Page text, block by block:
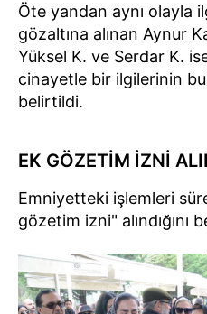
Öte yandan aynı olayla
gözaltına alınan Aynur
Yüksel K. ve Serdar K.
cinayetle bir ilgilerinin
belirtildi.
EK GÖZETİM İZNİ
Emniyetteki işlemleri
gözetim izni" alındığını